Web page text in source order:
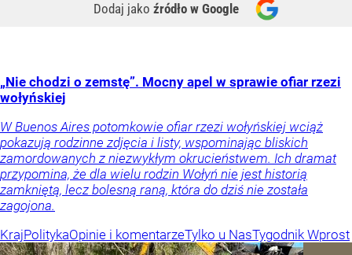
Dodaj jako źródło w Google
„Nie chodzi o zemstę”. Mocny apel w sprawie ofiar rzezi
wołyńskiej
W Buenos Aires potomkowie ofiar rzezi wołyńskiej wciąż
pokazują rodzinne zdjęcia i listy, wspominając bliskich
zamordowanych z niezwykłym okrucieństwem. Ich dramat
przypomina, że dla wielu rodzin Wołyń nie jest historią
zamkniętą, lecz bolesną raną, która do dziś nie została
zagojona.
KrajPolitykaOpinie i komentarzeTylko u NasTygodnik Wprost